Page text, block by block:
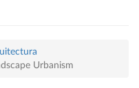
Urbanism